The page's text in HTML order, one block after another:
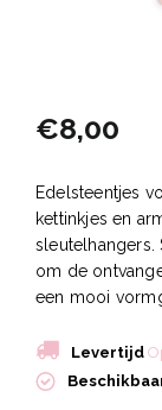
€8,00
Edelsteentjes
kettinkjes en
sleutelhangers.
om de
een mooi
Levertijd